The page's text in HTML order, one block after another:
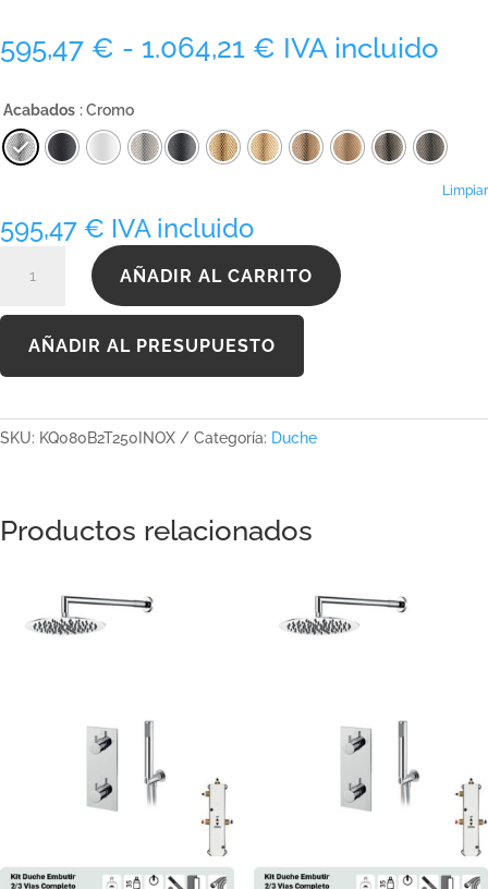
595,47 € - 1.064,21 € Rango
desde
595,47 €
hasta
IVA incluido
Acabados : Cromo
Limpiar
595,47 € IVA incluido
KQ080B2T250INOX
cantidad
AÑADIR AL CARRITO
AÑADIR AL PRESUPUESTO
SKU: KQ080B2T250INOX Categoría: Duche
Productos relacionados